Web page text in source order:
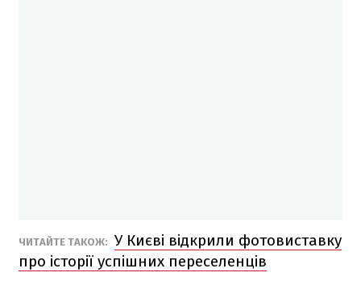
ЧИТАЙТЕ ТАКОЖ: У Києві відкрили фотовиставку
про історії успішних переселенців